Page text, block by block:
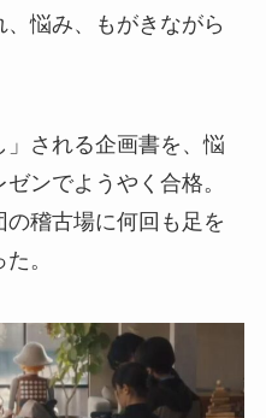
悩み、もがきながら
」される企画書を、悩
ンでようやく合格。
稽古場に何回も足を
。